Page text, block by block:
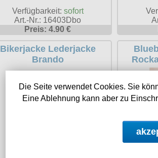
Verfügbarkeit: sofort
Art.-Nr.: 16403Dbo
Preis: 4.90 €
Bikerjacke Lederjacke
Brando
Die Seite verwendet Cookies. Sie
Eine Ablehnung kann aber zu